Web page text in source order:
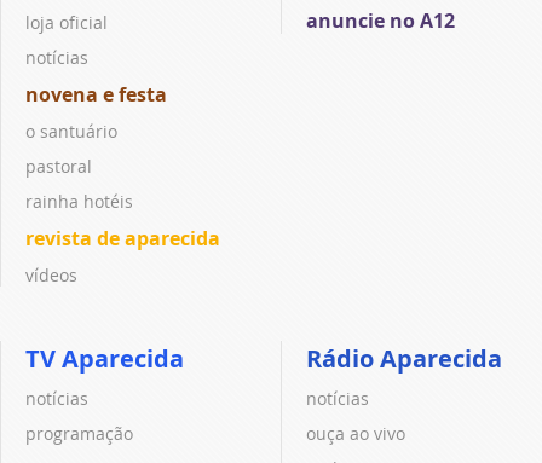
loja oficial
notícias
novena e festa
o santuário
pastoral
rainha hotéis
revista de aparecida
vídeos
anuncie no A12
TV Aparecida
notícias
programação
Rádio Aparecida
notícias
ouça ao vivo